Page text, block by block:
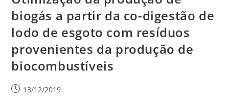
biogás a partir da co-digestão de
lodo de esgoto com resíduos
provenientes da produção de
biocombustíveis
13/12/2019